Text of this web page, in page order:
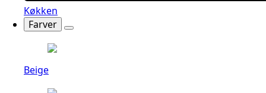
Køkken
Farver
Beige